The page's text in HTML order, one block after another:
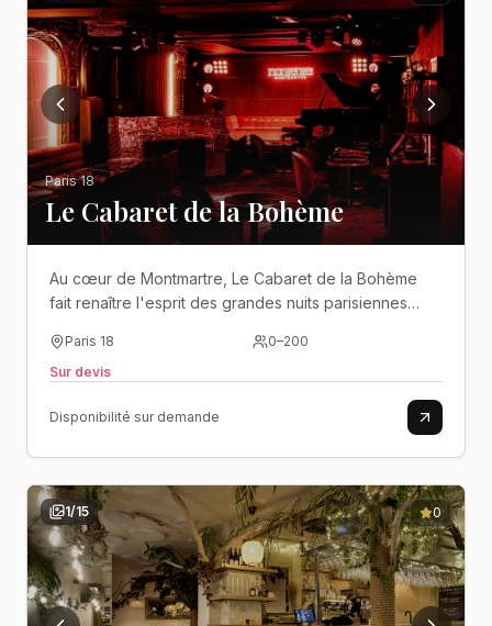
Paris 18
Le Cabaret de la Bohème
Au cœur de Montmartre, Le Cabaret de la Bohème
fait renaître l'esprit des grandes nuits parisiennes
convivialité se mêlent avec raffinement..
Paris 18 0–200
Sur devis
Disponibilité sur demande
1/15 0